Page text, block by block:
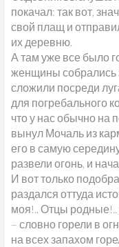
покачал: так вот,
свой плащ и
их деревню.
А там уже все было
женщины собрались
сложили посреди
для погребального
что у нас обычно на
вынул Мочаль из
его в самую
развели огонь, и
И вот только
раздался оттуда
моя!.. Отцы
– словно горели в
на всех запахом